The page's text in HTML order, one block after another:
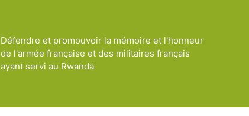
Défendre et promouvoir la mémoire et l'honneur
de l'armée française et des militaires français
ayant servi au Rwanda